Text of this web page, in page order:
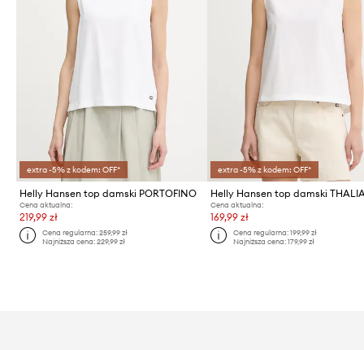
extra -5% z kodem: OFF*
Helly Hansen top damski PORTOFINO
Cena aktualna:
219,99 zł
Cena regularna:259,99 zł
Najniższa cena:229,99 zł
extra -5% z kodem: OFF*
Helly Hansen top damski
Cena aktualna:
169,99 zł
Cena regularna: 199,99 zł
Najniższa cena: 179,99 zł